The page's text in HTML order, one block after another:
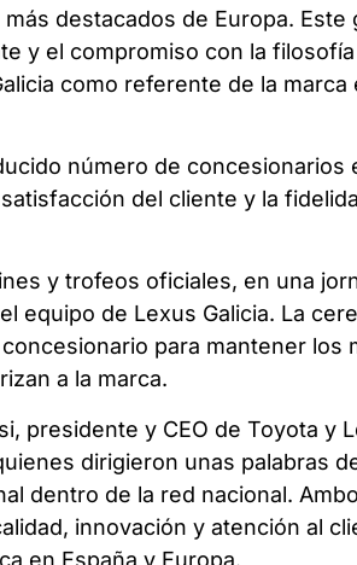
destacados de Europa. Este
y el compromiso con la
como referente de la marca
número de concesionarios
del cliente y la
y trofeos oficiales, en una
equipo de Lexus Galicia. La
para mantener los
a la marca.
presidente y CEO de Toyota y
dirigieron unas palabras
dentro de la red nacional.
innovación y atención al
en España y Europa.